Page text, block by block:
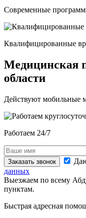
Современные
Квалифицированные
Медицинская
области
Действуют мобильные
Работаем 24/7
Заказать звонок
данных
Выезжаем по всему
пунктам.
Быстрая адресная